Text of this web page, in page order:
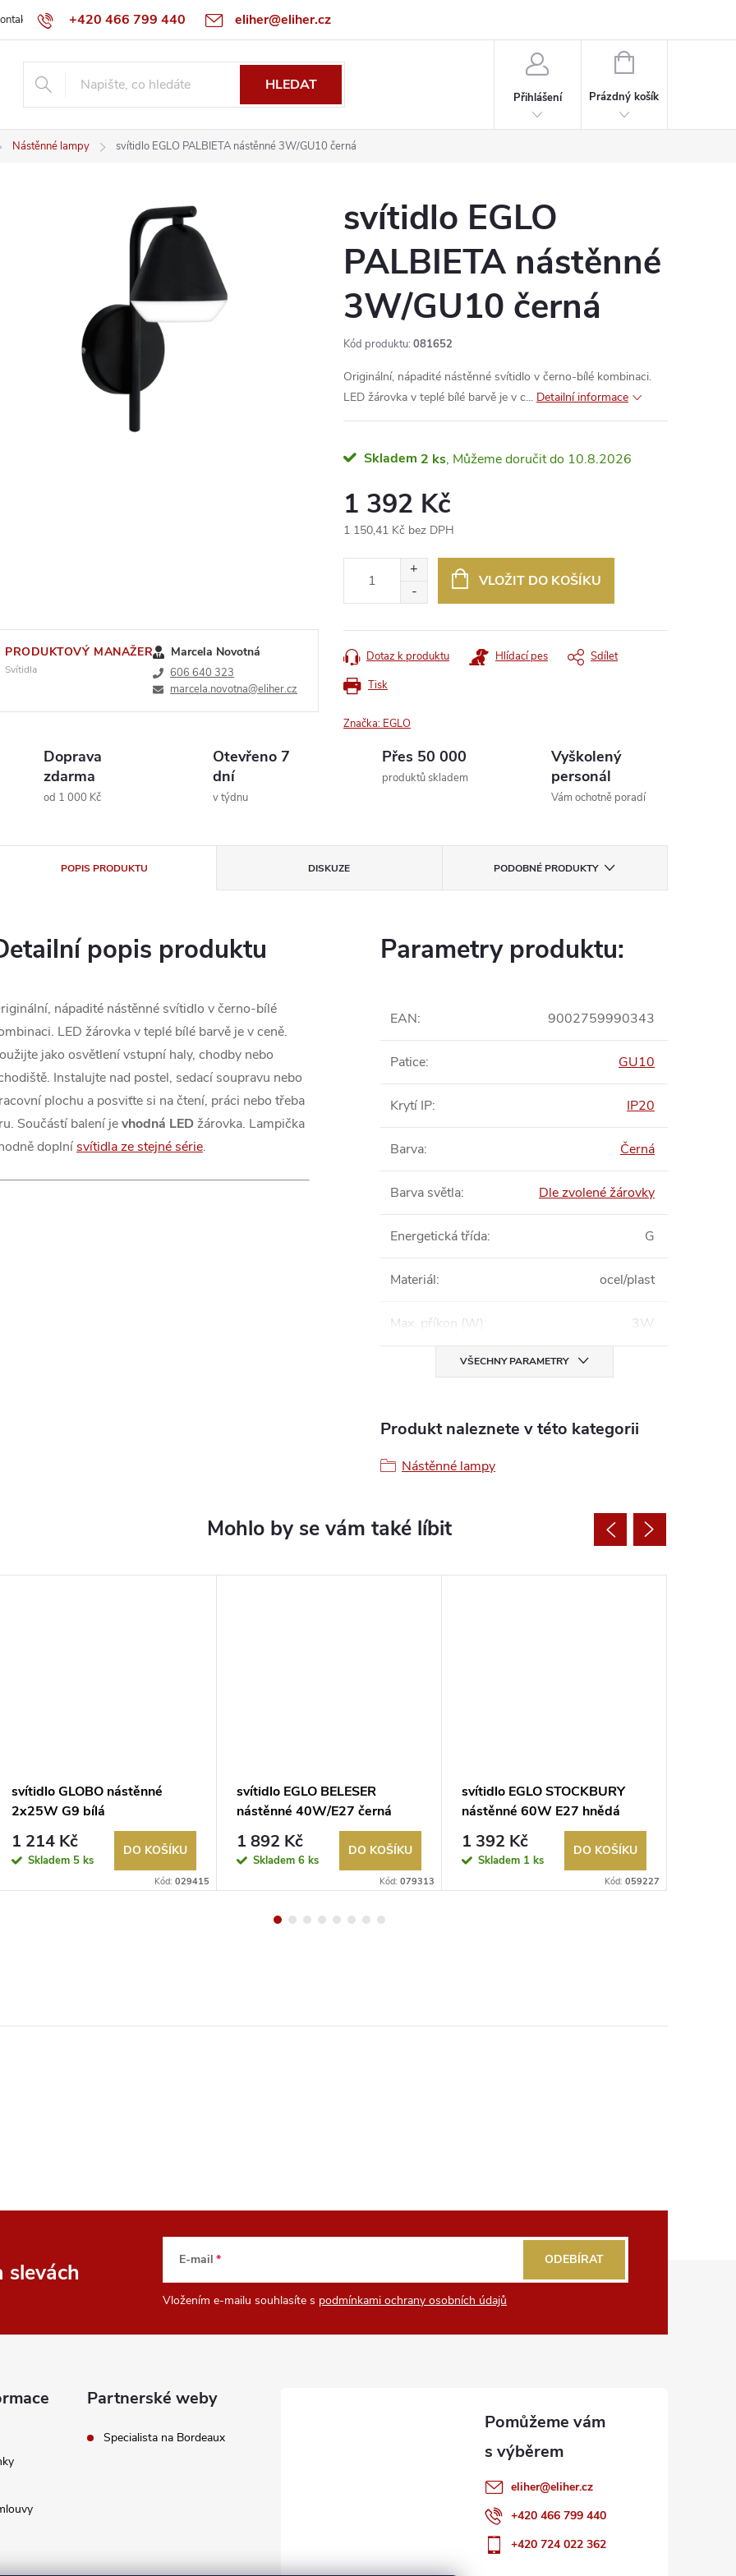
+420 466 799 440 eliher@eliher.cz
Obchodní podmínky Reklamační řád Specialista na Bordeaux
HLEDAT
Přihlášení
NÁKUPNÍ
Prázdný košík
Nástěnné lampy svítidlo EGLO PALBIETA nástěnné 3W/GU10 černá
PRODUKTOVÝ MANAŽER
Svítidla
Marcela Novotná
606 640 323
marcela.novotna@eliher.cz
svítidlo EGLO
PALBIETA nástěnné
3W/GU10 černá
Kód produktu: 081652
Originální, nápadité nástěnné svítidlo v černo-bílé kombinaci.
LED žárovka v teplé bílé barvě je v c... Detailní informace
Skladem 2 ks 10.8.2026
1 392 Kč
1 150,41 Kč bez DPH
VLOŽIT DO KOŠÍKU
Tisk
Dotaz k produktu Hlídací pes Sdílet
Značka: EGLO
Doprava
zdarma
od 1 000 Kč
Otevřeno 7
dní
v týdnu
Přes 50 000
produktů skladem
Vyškolený
personál
Vám ochotně poradí
POPIS PRODUKTU DISKUZE PODOBNÉ PRODUKTY
popis produktu
nápadité nástěnné svítidlo v černo-bílé
LED žárovka v teplé bílé barvě je v ceně.
jako osvětlení vstupní haly, chodby nebo
Instalujte nad postel, sedací soupravu nebo
plochu a posviťte si na čtení, práci nebo třeba
Součástí balení jevhodná LEDžárovka. Lampička
doplní svítidla ze stejné série.
Parametry produktu:
EAN: 9002759990343
Patice: GU10
Krytí IP: IP20
Barva: Černá
Barva světla: Dle zvolené žárovky
Energetická třída: G
Materiál: ocel/plast
Max. příkon (W): 3W
VŠECHNY PARAMETRY
Produkt naleznete v této kategorii
Nástěnné lampy
svítidlo GLOBO nástěnné
2x25W G9 bílá
1 214 Kč
Skladem 5 ks
DO KOŠÍKU
Kód: 029415
svítidlo EGLO BELESER
nástěnné 40W/E27 černá
1 892 Kč
Skladem 6 ks
DO KOŠÍKU
Kód: 079313
svítidlo EGLO STOCKBURY
nástěnné 60W E27 hnědá
1 392 Kč
Skladem 1 ks
DO KOŠÍKU
Kód: 059227
slevách E-mail
Vložením e-mailu souhlasíte s podmínkami ochrany osobních údajů
ODEBÍRAT
Partnerské weby
Specialista na Bordeaux
eliher@eliher.cz
+420 466 799 440
+420 724 022 362